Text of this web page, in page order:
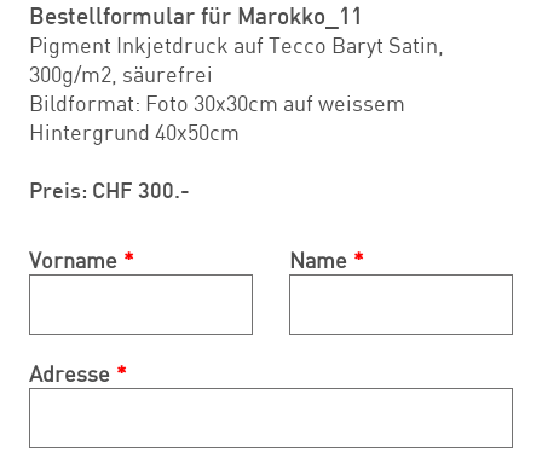
Bestellformular für Marokko_11
Pigment Inkjetdruck auf Tecco Baryt Satin,
300g/m2, säurefrei
Bildformat: Foto 30x30cm auf weissem
Hintergrund 40x50cm
Preis: CHF 300.-
Vorname Name
Adresse